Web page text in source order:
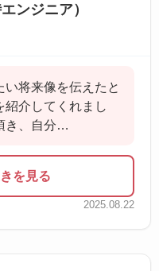
ンジニア）
将来像を伝えたと
紹介してくれまし
き、自分…
を見る
2025.08.22